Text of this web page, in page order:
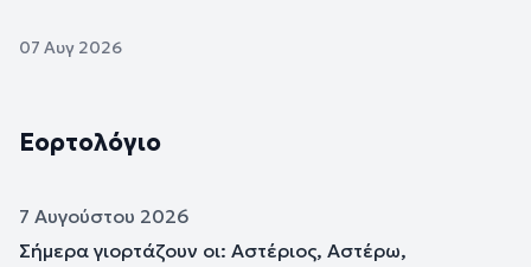
07 Αυγ 2026
Εορτολόγιο
7 Αυγούστου 2026
Σήμερα γιορτάζουν οι: Αστέριος, Αστέρω,